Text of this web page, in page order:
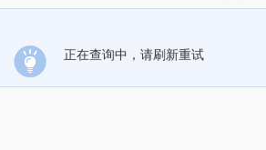
正在查询中，请刷新重试